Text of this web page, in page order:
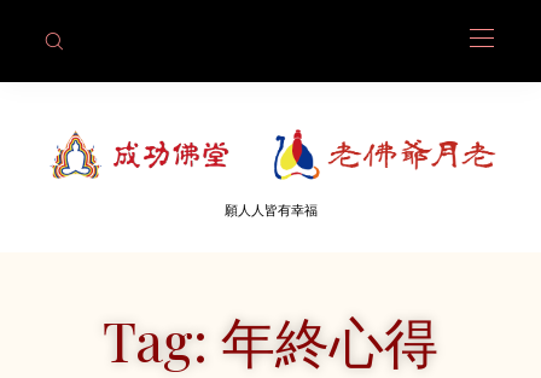
願人人皆有幸福
Tag: 年終心得